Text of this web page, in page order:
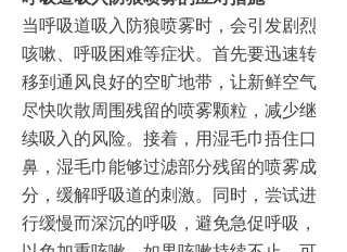
当呼吸道吸入防狼喷雾时，会引发剧烈
咳嗽、呼吸困难等症状。首先要迅速转
移到通风良好的空旷地带，让新鲜空气
尽快吹散周围残留的喷雾颗粒，减少继
续吸入的风险。接着，用湿毛巾捂住口
鼻，湿毛巾能够过滤部分残留的喷雾成
分，缓解呼吸道的刺激。同时，尝试进
行缓慢而深沉的呼吸，避免急促呼吸，